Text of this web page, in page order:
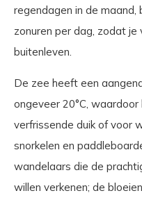
regendagen in de
zonuren per dag, zodat
buitenleven.
De zee heeft een
ongeveer 20°C,
verfrissende duik of voor
snorkelen en
wandelaars die de
willen verkenen; de